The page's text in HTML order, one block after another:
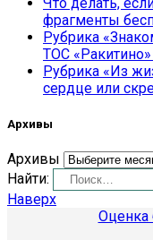
Что делать,
фрагменты
Рубрика
ТОС
Рубрика «Из
сердце или
Архивы
Архивы
Найти:
Наверх
Оценка